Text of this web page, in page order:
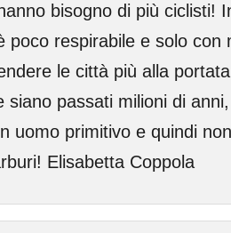
bisogno di più ciclisti!
poco respirabile e solo con
le città più alla
siano passati milioni di
uomo primitivo e quindi
Elisabetta Coppola